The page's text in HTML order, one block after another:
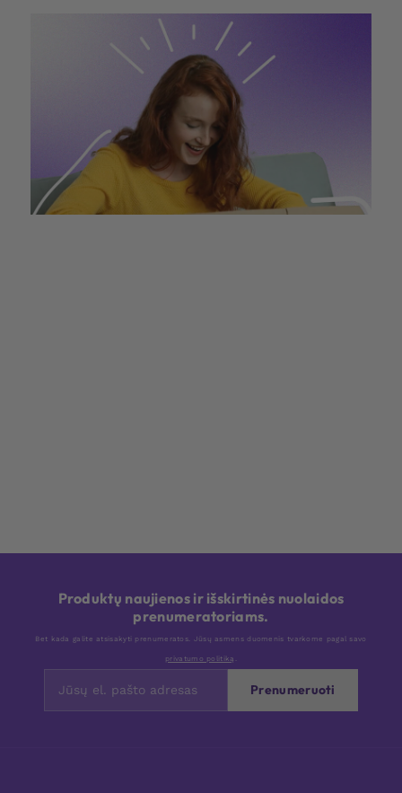
Produktų naujienos ir išskirtinės nuolaidos
prenumeratoriams.
Bet kada galite atsisakyti prenumeratos. Jūsų asmens duomenis tvarkome pagal savo
privatumo politiką
Prenumeruoti